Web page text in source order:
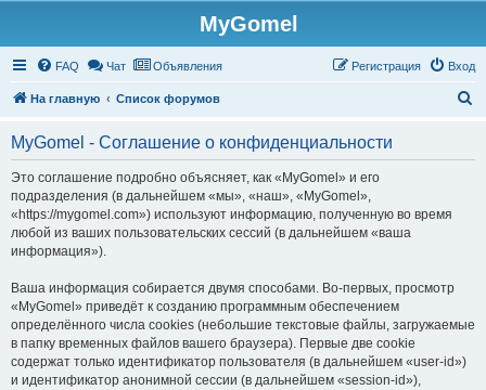
MyGomel
FAQ Чат Объявления Вход
Регистрация
На главную Список форумов
MyGomel - Соглашение о конфиденциальности
Это соглашение подробно объясняет, как «MyGomel» и его
подразделения (в дальнейшем «мы», «наш», «MyGomel»,
«https://mygomel.com») используют информацию, полученную во время
любой из ваших пользовательских сессий (в дальнейшем «ваша
информация»).
Ваша информация собирается двумя способами. Во-первых, просмотр
«MyGomel» приведёт к созданию программным обеспечением
определённого числа cookies (небольшие текстовые файлы, загружаемые
в папку временных файлов вашего браузера). Первые две cookie
содержат только идентификатор пользователя (в дальнейшем «user-id»)
и идентификатор анонимной сессии (в дальнейшем «session-id»),